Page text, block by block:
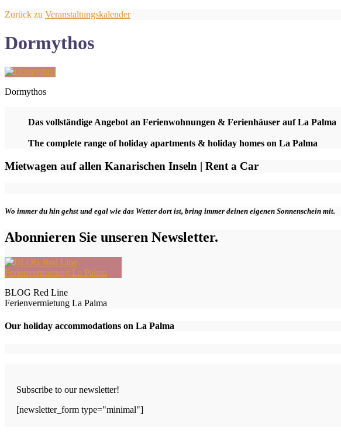
Zurück zu Veranstaltungskalender
Dormythos
Dormythos
Das vollständige Angebot an Ferienwohnungen & Ferienhäuser auf La Palma
The complete range of holiday apartments & holiday homes on La Palma
Mietwagen auf allen Kanarischen Inseln | Rent a Car
Wo immer du hin gehst und egal wie das Wetter dort ist, bring immer deinen eigenen Sonnenschein mit.
Abonnieren Sie unseren Newsletter.
BLOG Red Line
Ferienvermietung La Palma
Our holiday accommodations on La Palma
Subscribe to our newsletter!
[newsletter_form type="minimal"]